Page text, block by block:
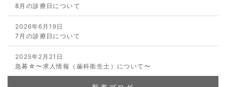
8月の診療日について
2026年6月19日
7月の診療日について
2025年2月21日
急募☆〜求人情報（歯科衛生士）について〜